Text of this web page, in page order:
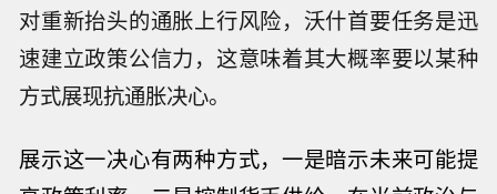
对重新抬头的通胀上行风险，沃什首要任务是迅
速建立政策公信力，这意味着其大概率要以某种
方式展现抗通胀决心。
展示这一决心有两种方式，一是暗示未来可能提